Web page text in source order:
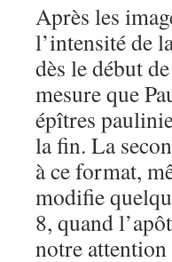
Après les
l’intensité de
dès le début
mesure que
épîtres
la fin. La
à ce format,
modifie
8, quand
notre attention